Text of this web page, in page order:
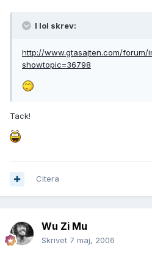
I lol skrev:
http://www.gtasajten.com/forum/
showtopic=36798
Tack!
Citera
Wu Zi Mu
Skrivet 7 maj, 2006